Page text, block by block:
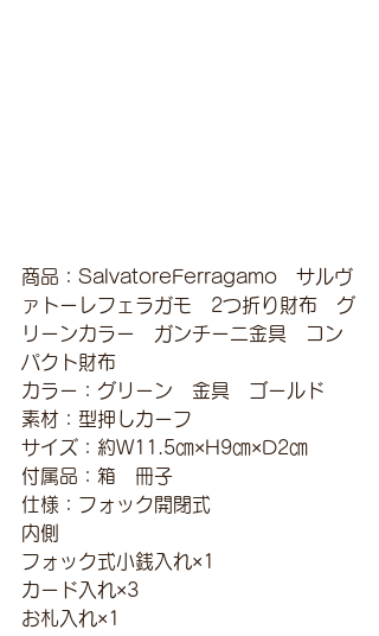
商品：SalvatoreFerragamo　サルヴ
ァトーレフェラガモ　2つ折り財布　グ
リーンカラー　ガンチーニ金具　コン
パクト財布
カラー：グリーン　金具　ゴールド
素材：型押しカーフ
サイズ：約W11.5㎝×H9㎝×D2㎝
付属品：箱　冊子
仕様：フォック開閉式
内側
フォック式小銭入れ×1
カード入れ×3
お札入れ×1